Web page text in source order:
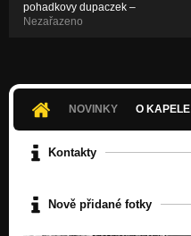
pohadkovy dupaczek –
Nezařazeno
NOVINKY O KAPELE
Kontakty
Nově přidané fotky